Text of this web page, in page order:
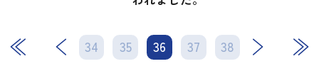
34 35 36 37 38
次 最後